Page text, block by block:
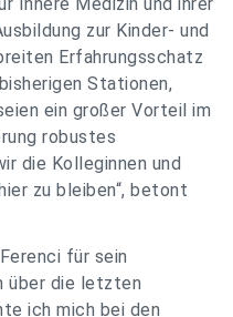
zur Kinder- und
Erfahrungsschatz
Stationen,
ein großer Vorteil im
robustes
die Kolleginnen und
zu bleiben“, betont
für sein
über die letzten
ich mich bei den